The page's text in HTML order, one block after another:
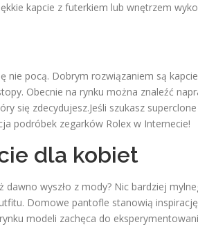
kapcie z futerkiem lub wnętrzem
nie pocą. Dobrym rozwiązaniem są
Obecnie na rynku można znaleźć
się zdecydujesz.Jeśli szukasz superclone
podróbek zegarków Rolex w Internecie!
dla kobiet
wyszło z mody? Nic bardziej
Domowe pantofle stanowią
modeli zachęca do